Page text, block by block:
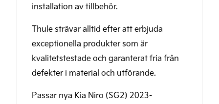
installation av tillbehör.
Thule strävar alltid efter att erbjuda
exceptionella produkter som är
kvalitetstestade och garanterat fria från
defekter i material och utförande.
Passar nya Kia Niro (SG2) 2023-